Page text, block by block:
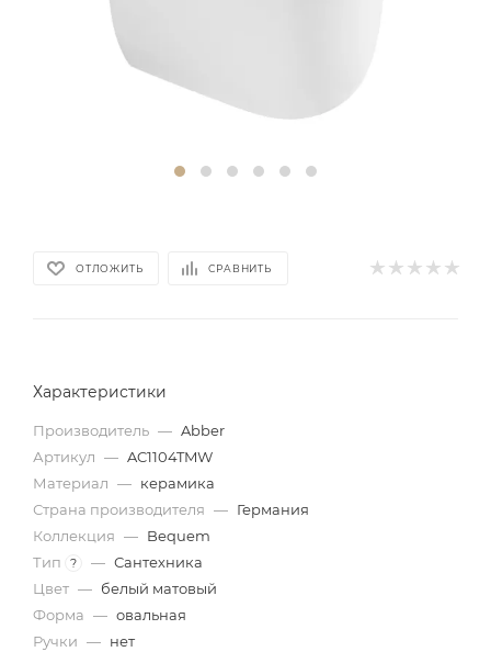
ОТЛОЖИТЬ СРАВНИТЬ
Характеристики
Производитель — Abber
Артикул — AC1104TMW
Материал — керамика
Страна производителя — Германия
Коллекция — Bequem
Тип
? — Сантехника
Цвет — белый матовый
Форма — овальная
Ручки — нет